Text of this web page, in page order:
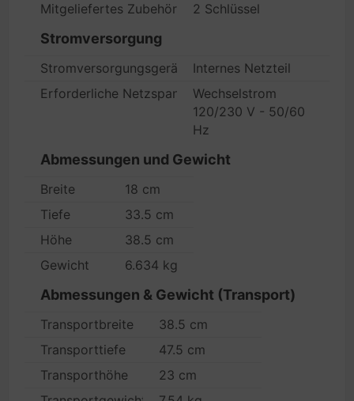
Mitgeliefertes Zubehör
2 Schlüssel
Stromversorgung
Stromversorgungsgerät
Internes Netzteil
Erforderliche NetzspannungWechselstrom
120/230 V - 50/60
Hz
Abmessungen und Gewicht
Breite
18 cm
Tiefe
33.5 cm
Höhe
38.5 cm
Gewicht
6.634 kg
Abmessungen & Gewicht (Transport)
Transportbreite
38.5 cm
Transporttiefe
47.5 cm
Transporthöhe
23 cm